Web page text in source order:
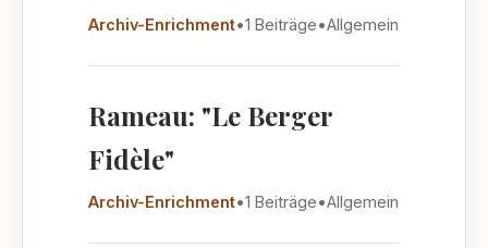
Archiv-Enrichment•1 Beiträge•Allgemein
Rameau: "Le Berger
Fidèle"
Archiv-Enrichment•1 Beiträge•Allgemein